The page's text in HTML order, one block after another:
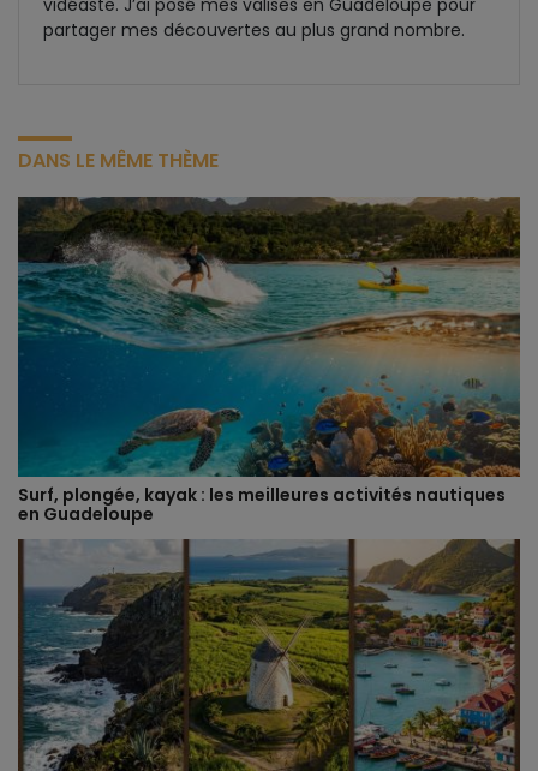
vidéaste. J’ai posé mes valises en Guadeloupe pour
partager mes découvertes au plus grand nombre.
DANS LE MÊME THÈME
Surf, plongée, kayak : les meilleures activités nautiques
en Guadeloupe